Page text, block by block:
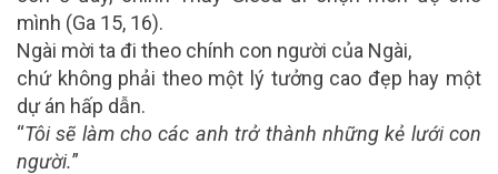
mình (Ga 15, 16).
Ngài mời ta đi theo chính con người của Ngài,
chứ không phải theo một lý tưởng cao đẹp hay một
dự án hấp dẫn.
“Tôi sẽ làm cho các anh trở thành những kẻ lưới con
người.”